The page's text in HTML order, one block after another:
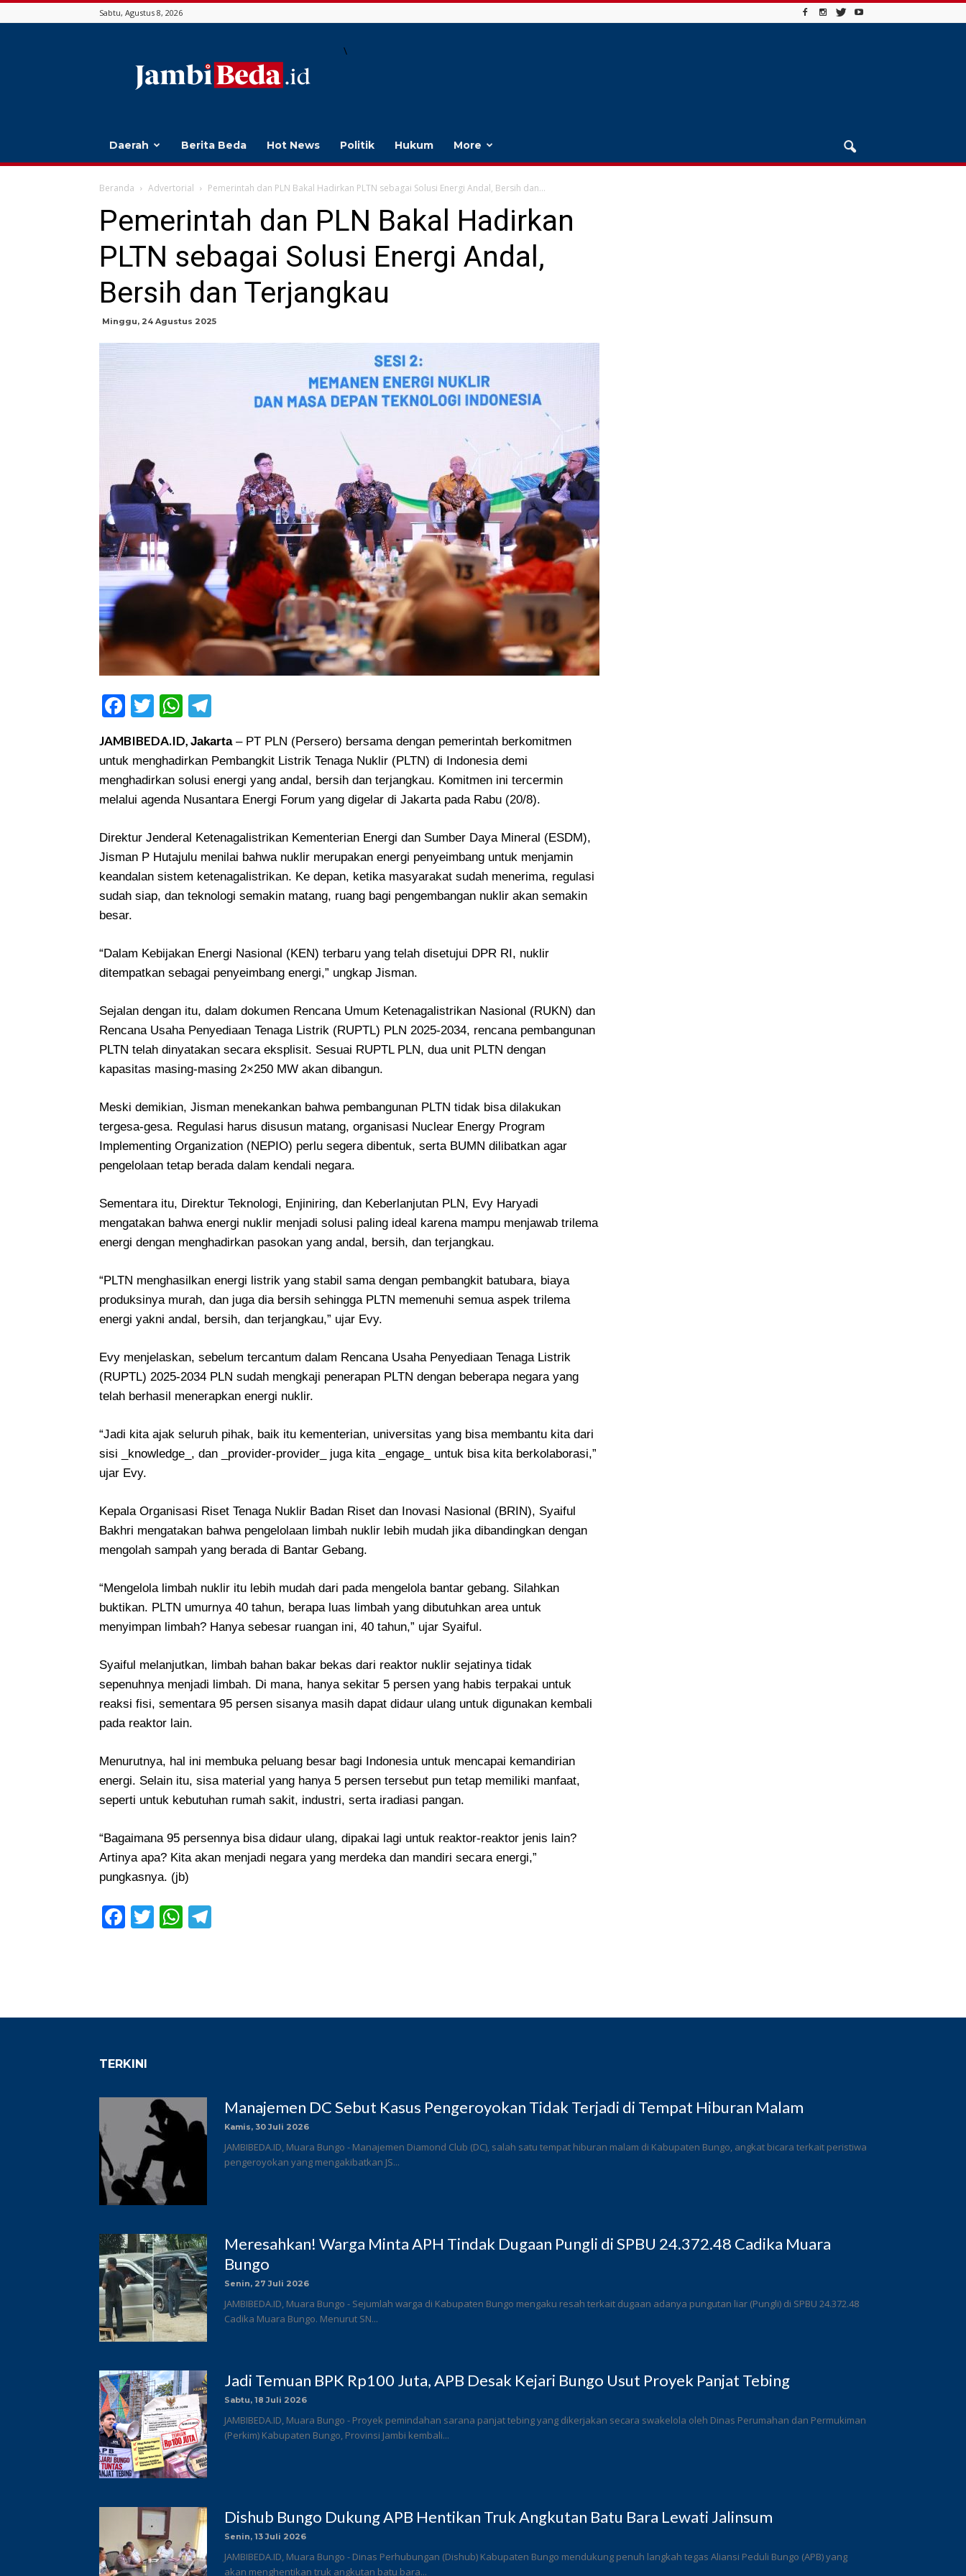
Sabtu, Agustus 8, 2026
Beda
\
Daerah Berita Beda Hot News Politik Hukum More
Beranda Advertorial Pemerintah dan PLN Bakal Hadirkan PLTN sebagai Solusi Energi Andal, Bersih dan...
Pemerintah dan PLN Bakal Hadirkan
PLTN sebagai Solusi Energi Andal,
Bersih dan Terjangkau
Minggu, 24 Agustus 2025
Facebook
TwitterWhatsApp
JAMBIBEDA.ID, Jakarta– PT PLN (Persero) bersama dengan pemerintah berkomitmen
untuk menghadirkan Pembangkit Listrik Tenaga Nuklir (PLTN) di Indonesia demi
menghadirkan solusi energi yang andal, bersih dan terjangkau. Komitmen ini tercermin
melalui agenda Nusantara Energi Forum yang digelar di Jakarta pada Rabu (20/8).
Direktur Jenderal Ketenagalistrikan Kementerian Energi dan Sumber Daya Mineral (ESDM),
Jisman P Hutajulu menilai bahwa nuklir merupakan energi penyeimbang untuk menjamin
keandalan sistem ketenagalistrikan. Ke depan, ketika masyarakat sudah menerima, regulasi
sudah siap, dan teknologi semakin matang, ruang bagi pengembangan nuklir akan semakin
besar.
“Dalam Kebijakan Energi Nasional (KEN) terbaru yang telah disetujui DPR RI, nuklir
ditempatkan sebagai penyeimbang energi,” ungkap Jisman.
Sejalan dengan itu, dalam dokumen Rencana Umum Ketenagalistrikan Nasional (RUKN) dan
Rencana Usaha Penyediaan Tenaga Listrik (RUPTL) PLN 2025-2034, rencana pembangunan
PLTN telah dinyatakan secara eksplisit. Sesuai RUPTL PLN, dua unit PLTN dengan
kapasitas masing-masing 2×250 MW akan dibangun.
Meski demikian, Jisman menekankan bahwa pembangunan PLTN tidak bisa dilakukan
tergesa-gesa. Regulasi harus disusun matang, organisasi Nuclear Energy Program
Implementing Organization (NEPIO) perlu segera dibentuk, serta BUMN dilibatkan agar
pengelolaan tetap berada dalam kendali negara.
Sementara itu, Direktur Teknologi, Enjiniring, dan Keberlanjutan PLN, Evy Haryadi
mengatakan bahwa energi nuklir menjadi solusi paling ideal karena mampu menjawab trilema
energi dengan menghadirkan pasokan yang andal, bersih, dan terjangkau.
“PLTN menghasilkan energi listrik yang stabil sama dengan pembangkit batubara, biaya
produksinya murah, dan juga dia bersih sehingga PLTN memenuhi semua aspek trilema
energi yakni andal, bersih, dan terjangkau,” ujar Evy.
Evy menjelaskan, sebelum tercantum dalam Rencana Usaha Penyediaan Tenaga Listrik
(RUPTL) 2025-2034 PLN sudah mengkaji penerapan PLTN dengan beberapa negara yang
telah berhasil menerapkan energi nuklir.
“Jadi kita ajak seluruh pihak, baik itu kementerian, universitas yang bisa membantu kita dari
sisi _knowledge_, dan _provider-provider_ juga kita _engage_ untuk bisa kita berkolaborasi,”
ujar Evy.
Kepala Organisasi Riset Tenaga Nuklir Badan Riset dan Inovasi Nasional (BRIN), Syaiful
Bakhri mengatakan bahwa pengelolaan limbah nuklir lebih mudah jika dibandingkan dengan
mengolah sampah yang berada di Bantar Gebang.
“Mengelola limbah nuklir itu lebih mudah dari pada mengelola bantar gebang. Silahkan
buktikan. PLTN umurnya 40 tahun, berapa luas limbah yang dibutuhkan area untuk
menyimpan limbah? Hanya sebesar ruangan ini, 40 tahun,” ujar Syaiful.
Syaiful melanjutkan, limbah bahan bakar bekas dari reaktor nuklir sejatinya tidak
sepenuhnya menjadi limbah. Di mana, hanya sekitar 5 persen yang habis terpakai untuk
reaksi fisi, sementara 95 persen sisanya masih dapat didaur ulang untuk digunakan kembali
pada reaktor lain.
Menurutnya, hal ini membuka peluang besar bagi Indonesia untuk mencapai kemandirian
energi. Selain itu, sisa material yang hanya 5 persen tersebut pun tetap memiliki manfaat,
seperti untuk kebutuhan rumah sakit, industri, serta iradiasi pangan.
“Bagaimana 95 persennya bisa didaur ulang, dipakai lagi untuk reaktor-reaktor jenis lain?
Artinya apa? Kita akan menjadi negara yang merdeka dan mandiri secara energi,”
pungkasnya. (jb)
Facebook
TwitterWhatsApp
TERKINI
Manajemen DC Sebut Kasus Pengeroyokan Tidak Terjadi di Tempat Hiburan Malam
Kamis, 30 Juli 2026
JAMBIBEDA.ID, Muara Bungo - Manajemen Diamond Club (DC), salah satu tempat hiburan malam di Kabupaten Bungo, angkat bicara terkait peristiwa
pengeroyokan yang mengakibatkan JS...
Meresahkan! Warga Minta APH Tindak Dugaan Pungli di SPBU 24.372.48 Cadika Muara
Bungo
Senin, 27 Juli 2026
JAMBIBEDA.ID, Muara Bungo - Sejumlah warga di Kabupaten Bungo mengaku resah terkait dugaan adanya pungutan liar (Pungli) di SPBU 24.372.48
Cadika Muara Bungo. Menurut SN...
Jadi Temuan BPK Rp100 Juta, APB Desak Kejari Bungo Usut Proyek Panjat Tebing
Sabtu, 18 Juli 2026
JAMBIBEDA.ID, Muara Bungo - Proyek pemindahan sarana panjat tebing yang dikerjakan secara swakelola oleh Dinas Perumahan dan Permukiman
(Perkim) Kabupaten Bungo, Provinsi Jambi kembali...
Dishub Bungo Dukung APB Hentikan Truk Angkutan Batu Bara Lewati Jalinsum
Senin, 13 Juli 2026
JAMBIBEDA.ID, Muara Bungo - Dinas Perhubungan (Dishub) Kabupaten Bungo mendukung penuh langkah tegas Aliansi Peduli Bungo (APB) yang
akan menghentikan truk angkutan batu bara...